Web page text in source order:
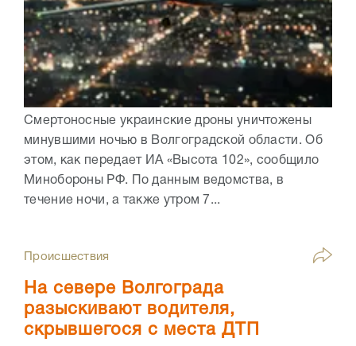
Смертоносные украинские дроны уничтожены
минувшими ночью в Волгоградской области. Об
этом, как передает ИА «Высота 102», сообщило
Минобороны РФ. По данным ведомства, в
течение ночи, а также утром 7...
Происшествия
На севере Волгограда
разыскивают водителя,
скрывшегося с места ДТП